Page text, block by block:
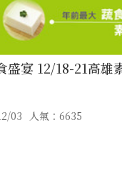
盛宴 12/18-21高雄
03 人氣：6635